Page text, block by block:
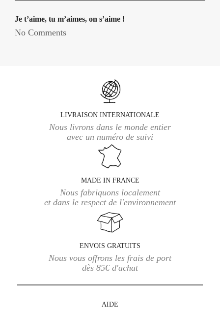
Je t’aime, tu m’aimes, on s’aime !
No Comments
LIVRAISON INTERNATIONALE
Nous livrons dans le monde entier
avec un numéro de suivi
MADE IN FRANCE
Nous fabriquons localement
et dans le respect de l'environnement
ENVOIS GRATUITS
Nous vous offrons les frais de port
dès 85€ d'achat
AIDE